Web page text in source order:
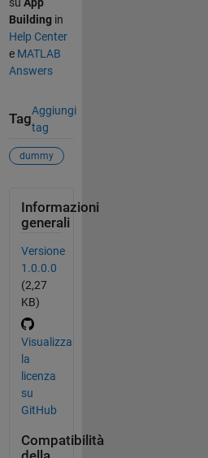
Buildingin
Help Center
e MATLAB
Answers
Tag
Aggiungi
tag
dummy
Informazioni
generali
Versione
1.0.0.0
(2,27
KB)
Visualizza
la
licenza
su
GitHub
Compatibilità